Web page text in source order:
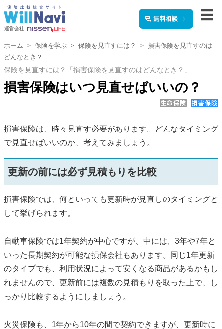
運営会社:
無料相談
ホーム 保険を学ぶ 保険を見直すには？
損害保険を見直すのは
どんなとき？
保険を見直すには？「損害保険を見直すのはどんなとき？」
損害保険はいつ見直せばいいの？
損害保険は、時々見直す必要があります。どんなタイミング
で見直せばいいのか、考えてみましょう。
更新の前には必ず見積もりを比較
損害保険では、何といっても更新時が見直しのタイミングと
して挙げられます。
自動車保険では1年契約が中心ですが、中には、3年や7年と
いった長期契約が可能な損保会社もあります。同じ1年更新
のタイプでも、利用状況によって安くなる商品があるかもし
れませんので、更新前には複数の見積もりを取った上で、し
っかり比較するようにしましょう。
火災保険も、1年から10年の間で契約できますが、更新時に